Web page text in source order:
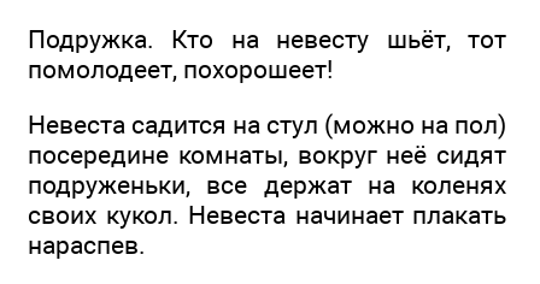
Подружка. Кто на невесту шьёт, тот
помолодеет, похорошеет!
Невеста садится на стул (можно на пол)
посередине комнаты, вокруг неё сидят
подруженьки, все держат на коленях
своих кукол. Невеста начинает плакать
нараспев.